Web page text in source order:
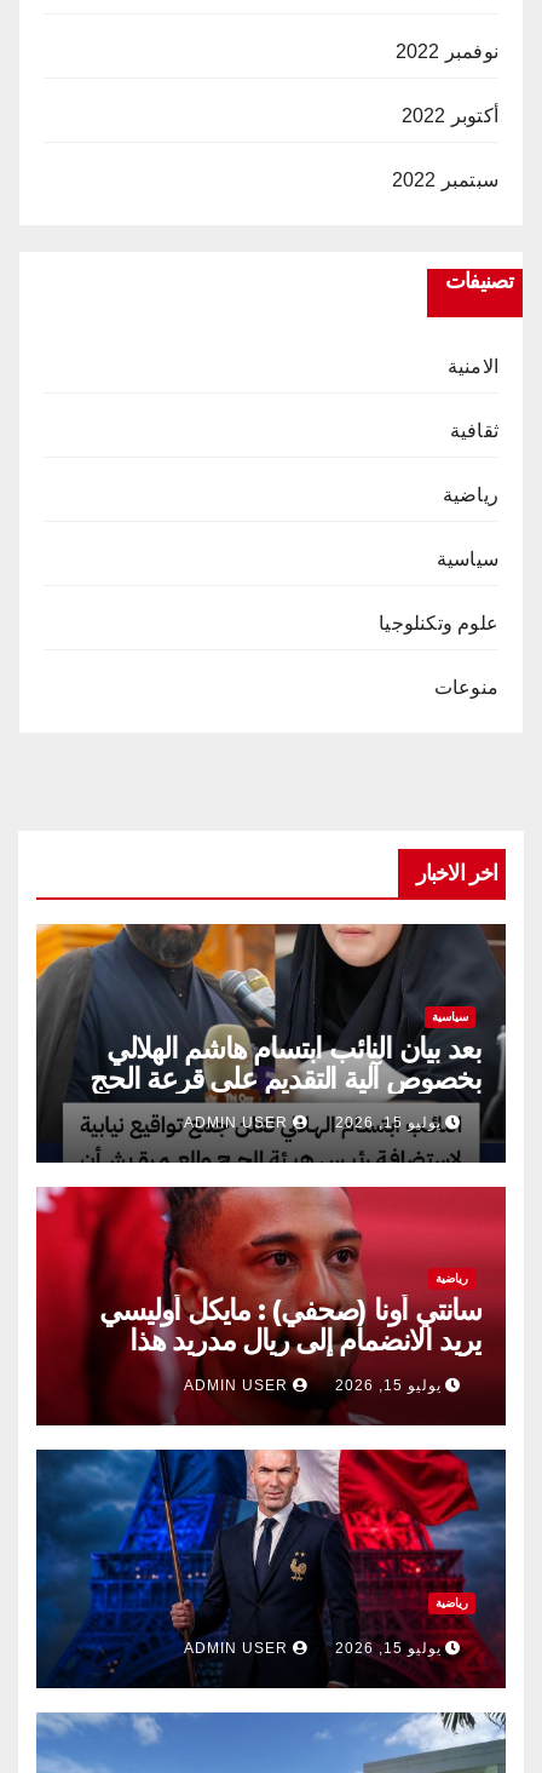
نوفمبر 2022
أكتوبر 2022
سبتمبر 2022
تصنيفات
الامنية
ثقافية
رياضية
سياسية
علوم وتكنلوجيا
منوعات
اخر الاخبار
سياسية
بعد بيان النائب ابتسام هاشم الهلالي
بخصوص آلية التقديم على قرعة الحج
يوليو 15, 2026
رياضية
سانتي أونا (صحفي) : مايكل أوليسي
يريد الانضمام إلى ريال مدريد هذا
الصيف.
يوليو 15, 2026 ADMIN USER
رياضية
يوليو 15, 2026